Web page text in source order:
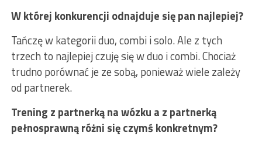
W której konkurencji odnajduje się pan najlepiej?
Tańczę w kategorii duo, combi i solo. Ale z tych
trzech to najlepiej czuję się w duo i combi. Chociaż
trudno porównać je ze sobą, ponieważ wiele zależy
od partnerek.
Trening z partnerką na wózku a z partnerką
pełnosprawną różni się czymś konkretnym?